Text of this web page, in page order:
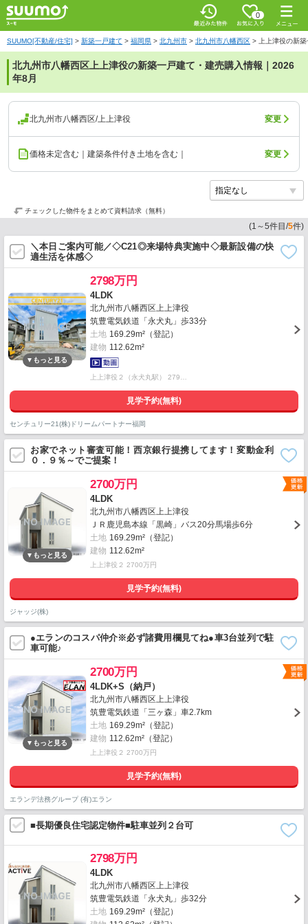
0
SUUMO[不動産/住宅] > 新築一戸建て > 福岡県 > 北九州市 > 北九州市八幡西区 > 上上津役の新
北九州市八幡西区上上津役の新築一戸建て・建売購入情報｜2026
年8月
北九州市八幡西区/上上津役 変更
価格未定含む｜建築条件付き土地を含む｜ 変更
チェックした物件をまとめて資料請求（無料）
(1 ～5件目/5件)
＼本日ご案内可能／◇C21◎来場特典実施中◇最新設備の快
適生活を体感◇
2798万円
4LDK
北九州市八幡西区上上津役
筑豊電気鉄道「永犬丸」歩33分
土地 169.29m²（登記）
建物 112.62m²
上上津役２（永犬丸駅） 279…
見学予約(無料)
センチュリー21(株)ドリームパートナー福岡
お家でネット審査可能！西京銀行提携してます！変動金利
０．９％～でご提案！
2700万円
4LDK
北九州市八幡西区上上津役
ＪＲ鹿児島本線「黒崎」バス20分馬場歩6分
土地 169.29m²（登記）
建物 112.62m²
上上津役２ 2700万円
見学予約(無料)
ジャッジ(株)
●エランのコスパ仲介※必ず諸費用欄見てね●車3台並列で駐
車可能♪
2700万円
4LDK+S（納戸）
北九州市八幡西区上上津役
筑豊電気鉄道「三ヶ森」車2.7km
土地 169.29m²（登記）
建物 112.62m²（登記）
上上津役２ 2700万円
見学予約(無料)
エランデ法務グループ (有)エラン
■長期優良住宅認定物件■駐車並列２台可
2798万円
4LDK
北九州市八幡西区上上津役
筑豊電気鉄道「永犬丸」歩32分
土地 169.29m²（登記）